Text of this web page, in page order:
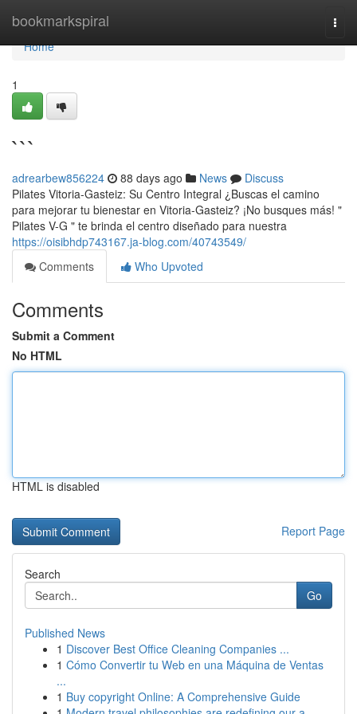
bookmarkspiral
Home
Home
1
```
adrearbew856224 88 days ago News
Discuss
Pilates Vitoria-Gasteiz: Su Centro Integral ¿Buscas el camino
para mejorar tu bienestar en Vitoria-Gasteiz? ¡No busques más! "
Pilates V-G " te brinda el centro diseñado para nuestra
https://oisibhdp743167.ja-blog.com/40743549/
Comments
Who Upvoted
Comments
Submit a Comment
No HTML
HTML is disabled
Report Page
Search
Go
Published News
1 Discover Best Office Cleaning Companies ...
1 Cómo Convertir tu Web en una Máquina de Ventas
...
1 Buy copyright Online: A Comprehensive Guide